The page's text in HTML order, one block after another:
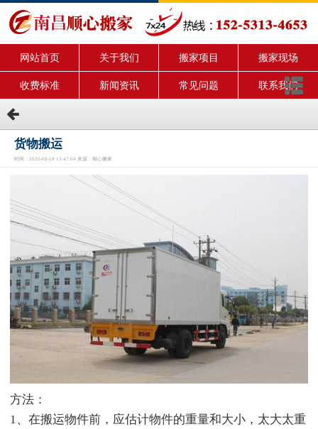
网站首页 关于我们 搬家项目 搬家现场
收费标准 新闻资讯 常见问题 联系我们
货物搬运
时间：2020-08-18 13:47:04 来源：顺心搬家
方法：
1、在搬运物件前，应估计物件的重量和大小，太大太重